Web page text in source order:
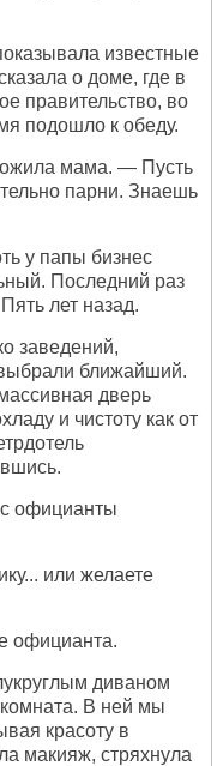
известные
о доме, где в
правительство, во
подошло к обеду.
мама. — Пусть
парни. Знаешь
у папы бизнес
Последний раз
лет назад.
заведений,
ближайший.
дверь
и чистоту как от
официанты
или желаете
официанта.
диваном
В ней мы
красоту в
макияж, стряхнула